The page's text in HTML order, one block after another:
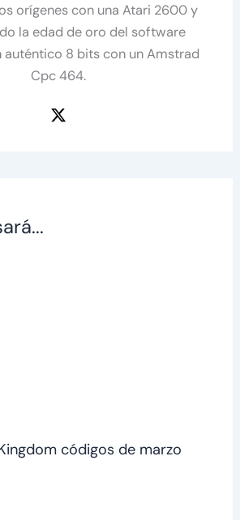
orígenes con una Atari 2600 y
la edad de oro del software
auténtico 8 bits con un Amstrad
Cpc 464.
códigos de marzo